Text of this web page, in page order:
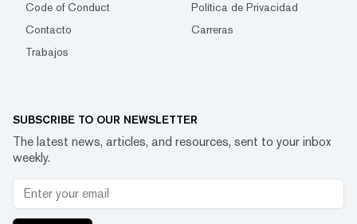
Code of Conduct
Política de Privacidad
Contacto
Carreras
Trabajos
SUBSCRIBE TO OUR NEWSLETTER
The latest news, articles, and resources, sent to your inbox
weekly.